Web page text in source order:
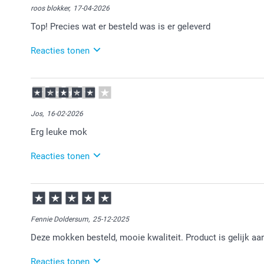
roos blokker, 17-04-2026
Top! Precies wat er besteld was is er geleverd
Reacties tonen
20-04-2026
11:59
Bedankt voor je review. Wat leuk dat je bij ons een
tevreden over bent. Heel veel plezier ervan!
Jos, 16-02-2026
Erg leuke mok
Reacties tonen
16-02-2026
16:44
Bedankt voor je review. Wat fijn om te horen dat je
Fennie Doldersum, 25-12-2025
Deze mokken besteld, mooie kwaliteit. Product is gelijk
Reacties tonen